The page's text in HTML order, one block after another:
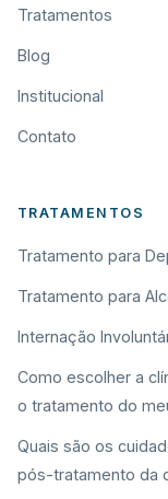
Tratamentos
Blog
Institucional
Contato
TRATAMENTOS
Tratamento para
Tratamento para
Internação
Como escolher a
o tratamento do
Quais são os
pós-tratamento da